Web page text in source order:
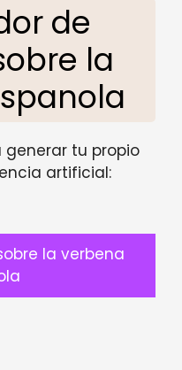
de
la
generar tu propio
artificial:
la verbena